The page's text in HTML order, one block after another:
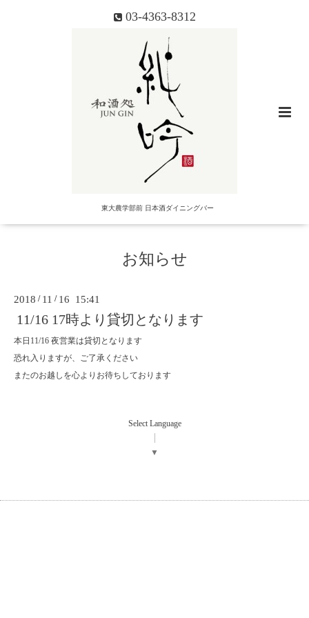
03-4363-8312
東大農学部前 日本酒ダイニングバー
お知らせ
2018 / 11 / 16 15:41
11/16 17時より貸切となります
本日11/16 夜営業は貸切となります
恐れ入りますが、ご了承ください
またのお越しを心よりお待ちしております
Select Language
▼